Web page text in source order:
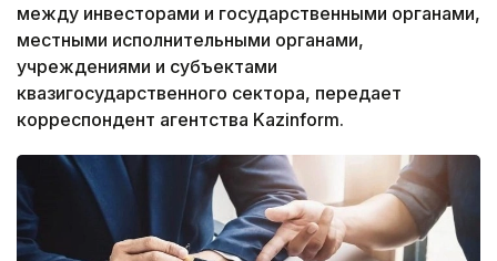
между инвесторами и государственными органами,
местными исполнительными органами,
учреждениями и субъектами
квазигосударственного сектора, передает
корреспондент агентства Kazinform.